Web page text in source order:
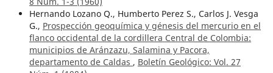
Hernando Lozano Q., Humberto Perez S., Carlos J. Vesga
G., Prospección geoquímica y génesis del mercurio en el
flanco occidental de la cordillera Central de Colombia:
municipios de Aránzazu, Salamina y Pacora,
departamento de Caldas , Boletín Geológico: Vol. 27